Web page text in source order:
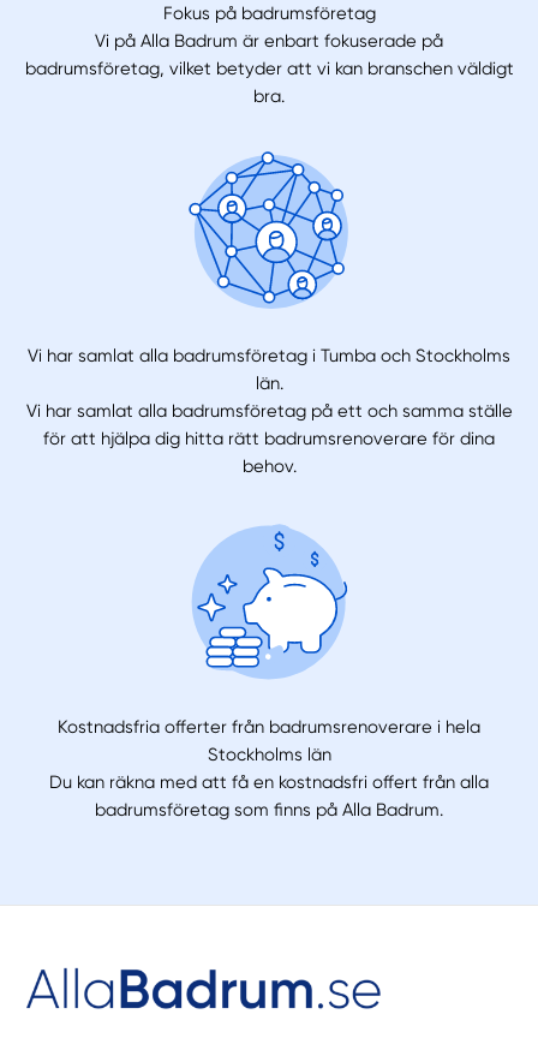
Fokus på badrumsföretag
Vi på Alla Badrum är enbart fokuserade på
badrumsföretag, vilket betyder att vi kan branschen väldigt
bra.
Vi har samlat alla badrumsföretag i Tumba och Stockholms
län.
Vi har samlat alla badrumsföretag på ett och samma ställe
för att hjälpa dig hitta rätt badrumsrenoverare för dina
behov.
Kostnadsfria offerter från badrumsrenoverare i hela
Stockholms län
Du kan räkna med att få en kostnadsfri offert från alla
badrumsföretag som finns på Alla Badrum.